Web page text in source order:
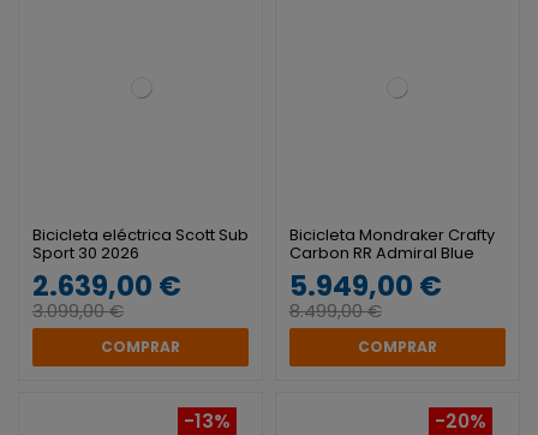
Bicicleta eléctrica Scott Sub
Sport 30 2026
2.639,00 €
3.099,00 €
COMPRAR
Bicicleta Mondraker Crafty
Carbon RR Admiral Blue
2026
5.949,00 €
8.499,00 €
COMPRAR
-13% -20%